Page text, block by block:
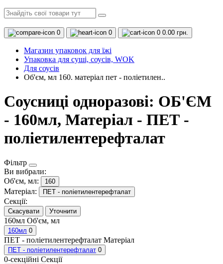
0 0 0 0.00 грн.
Магазин упаковок для їжі
Упаковка для суші, соусів, WOK
Для соусів
Об'єм, мл 160. матеріал пет - поліетилен..
Соусниці одноразові: ОБ'ЄМ
- 160мл, Матеріал - ПЕТ -
поліетилентерефталат
Фільтр
Ви вибрали:
Об'єм, мл:
160
Матеріал: ПЕТ - поліетилентерефталат
Секції:
Скасувати Уточнити
160мл Об'єм, мл
160мл 0
ПЕТ - поліетилентерефталат Матеріал
ПЕТ - поліетилентерефталат 0
0-секційні Секції